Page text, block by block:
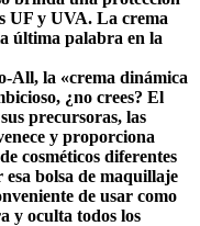
UF y UVA. La crema
última palabra en la
All, la «crema dinámica
¿no crees? El
precursoras, las
y proporciona
cosméticos diferentes
bolsa de maquillaje
de usar como
y oculta todos los